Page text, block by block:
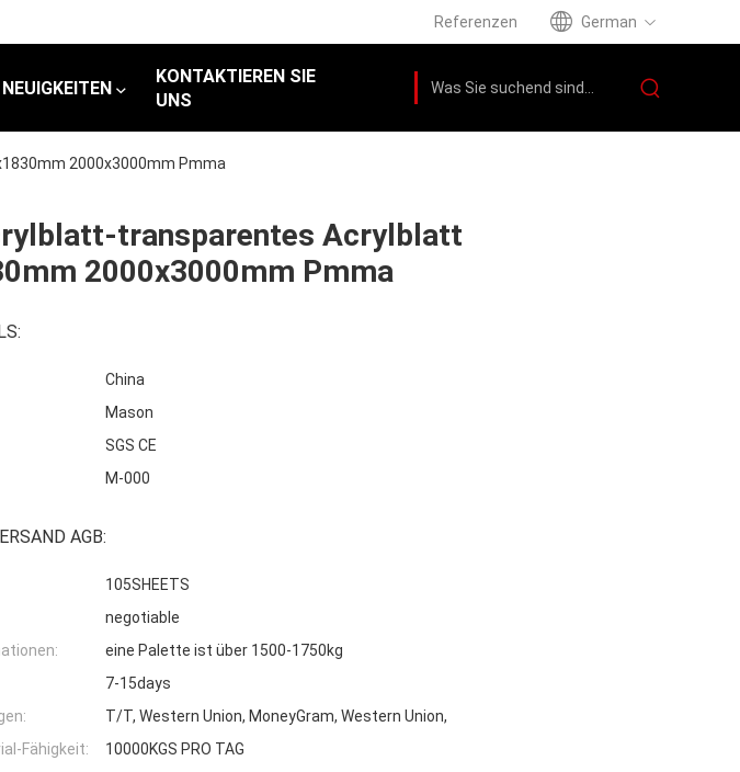
Referenzen German
NEUIGKEITEN
KONTAKTIEREN SIE
UNS
2000x3000mm Pmma
transparentes Acrylblatt
2000x3000mm Pmma
China
Mason
SGS CE
M-000
AGB:
105SHEETS
negotiable
eine Palette ist über 1500-1750kg
7-15days
T/T, Western Union, MoneyGram, Western Union,
Fähigkeit:
10000KGS PRO TAG